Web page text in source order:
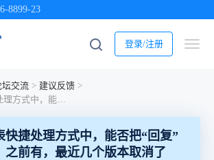
8899-23
登录/注册
坛交流 > 建议反馈 >
反馈的，列表快捷处理方式中，能否把“回复”重新放出来，之前有，最近几个版本取消了
快捷处理方式中，能否把“回复”
之前有，最近几个版本取消了